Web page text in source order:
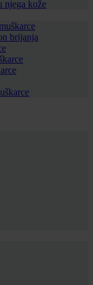
njega kože
brijanja